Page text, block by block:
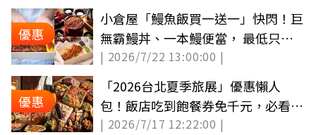
優惠
小倉屋「鰻魚飯買一送一」快閃！巨
無霸鰻丼、一本鰻便當， 最低只要
340元
| 2026/7/22 13:00:00 |
優惠
「2026台北夏季旅展」優惠懶人
包！飯店吃到飽餐券免千元，必看限
定時段優惠
| 2026/7/17 12:22:00 |